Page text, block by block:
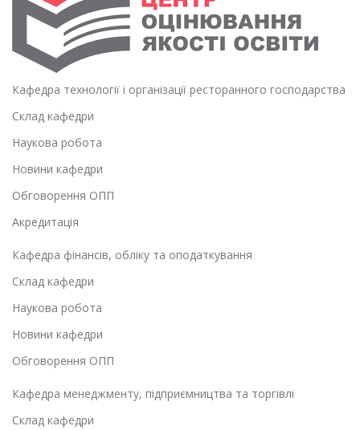
Кафедра технології і організації ресторанного господарства
Склад кафедри
Наукова робота
Новини кафедри
Обговорення ОПП
Акредитація
Кафедра фінансів, обліку та оподаткування
Склад кафедри
Наукова робота
Новини кафедри
Обговорення ОПП
Кафедра менеджменту, підприємництва та торгівлі
Склад кафедри